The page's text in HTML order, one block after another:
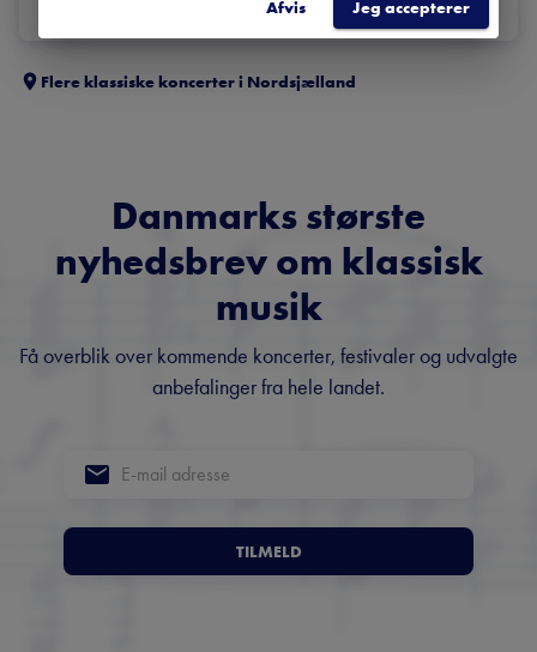
Flere klassiske koncerter i Nordsjælland
Danmarks største
nyhedsbrev om klassisk
musik
Få overblik over kommende koncerter, festivaler og udvalgte
anbefalinger fra hele landet.
TILMELD
Afvis Jeg accepterer